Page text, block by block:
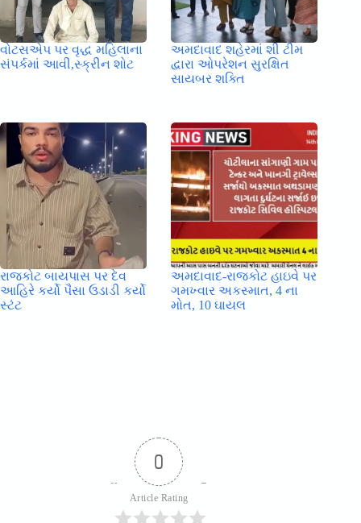
વોટસએપ પર વૃદ્ધ મહિલાના
સંપર્કમાં આવી,સ્ક્રીન શોટ
અમદાવાદ શહેરમાં શી ટીમ
દ્વારા ઓપરેશન સુરક્ષિત
સાયબર શક્તિ
રાજકોટ બાયપાસ પર દેવ
આહિરે કર્યો પૈસા ઉડાડી કર્યો
સ્ટંટ
અમદાવાદ-રાજકોટ હાઇવે પર
ગમખ્વાર અકસ્માત, 4 ના
મોત, 10 ઘાયલ
0
Article Rating